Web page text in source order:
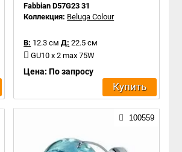
Fabbian D57G23 31
Коллекция: Beluga Colour
В: 12.3 см Д: 22.5 см
GU10 x 2 max 75W
Цена: По запросу
Купить
100559